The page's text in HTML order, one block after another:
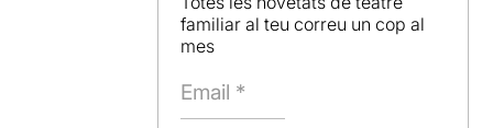
familiar al teu correu un cop al
mes